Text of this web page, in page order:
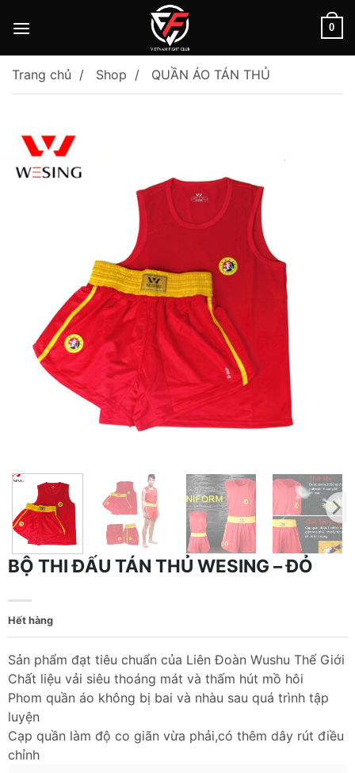
0
Trang chủ Shop QUẦN ÁO TÁN THỦ
BỘ THI ĐẤU TÁN THỦ WESING – ĐỎ
Sản phẩm đạt tiêu chuẩn của Liên Đoàn Wushu Thế Giới
Chất liệu vải siêu thoáng mát và thấm hút mồ hôi
Phom quần áo không bị bai và nhàu sau quá trình tập
luyện
Cạp quần làm độ co giãn vừa phải,có thêm dây rút điều
chỉnh
Hết hàng